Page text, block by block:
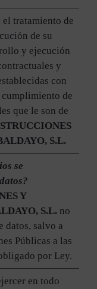
el tratamiento de
de su
y ejecución
y
con
cumplimiento de
que le son de
S.L.
se
Y
S.L. no
datos, salvo a
Públicas a las
por Ley.
en todo